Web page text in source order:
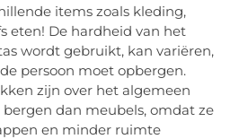
items zoals kleding,
eten! De hardheid van het
wordt gebruikt, kan variëren,
persoon moet opbergen.
zijn over het algemeen
dan meubels, omdat ze
en minder ruimte